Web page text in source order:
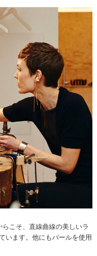
こそ、直線曲線の美しいラ
います。他にもパールを使用